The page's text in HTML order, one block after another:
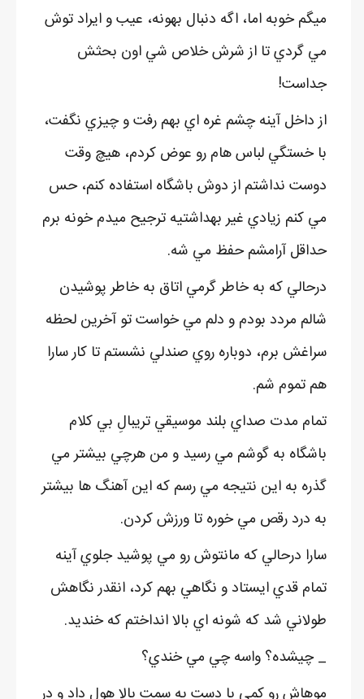
ميگم خوبه اما، اگه دنبال بهونه، عيب و ايراد توش
مي گردي تا از شرش خلاص شي اون بحثش
جداست!
از داخل آينه چشم غره اي بهم رفت و چيزي نگفت،
با خستگي لباس هام رو عوض کردم، هيچ وقت
دوست نداشتم از دوش باشگاه استفاده کنم، حس
مي کنم زيادي غير بهداشتيه ترجيح ميدم خونه برم
حداقل آرامشم حفظ مي شه.
درحالي که به خاطر گرمي اتاق به خاطر پوشيدن
شالم مردد بودم و دلم مي خواست تو آخرين لحظه
سراغش برم، دوباره روي صندلي نشستم تا کار سارا
هم تموم شم.
تمام مدت صداي بلند موسيقي تريبالِ بي کلام
باشگاه به گوشم مي رسيد و من هرچي بيشتر مي
گذره به اين نتيجه مي رسم که اين آهنگ ها بيشتر
به درد رقص مي خوره تا ورزش کردن.
سارا درحالي که مانتوش رو مي پوشيد جلوي آينه
تمام قدي ايستاد و نگاهي بهم کرد، انقدر نگاهش
طولاني شد که شونه اي بالا انداختم که خنديد.
_ چيشده؟ واسه چي مي خندي؟
موهاش رو کمي با دست به سمت بالا هول داد و در